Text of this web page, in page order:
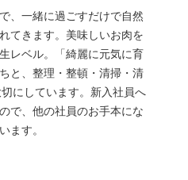
、一緒に過ごすだけで自然
てきます。美味しいお肉を
レベル。「綺麗に元気に育
と、整理・整頓・清掃・清
にしています。新入社員へ
で、他の社員のお手本にな
ます。